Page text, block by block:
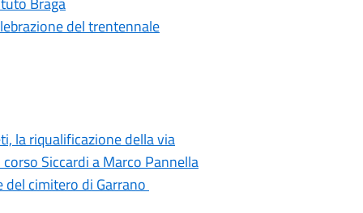
del trentennale
la riqualificazione della via
Siccardi a Marco Pannella
cimitero di Garrano